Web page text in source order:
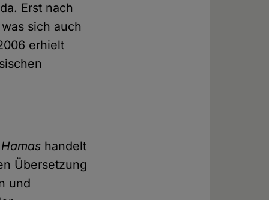
Erst nach
sich auch
erhielt
Hamas handelt
Übersetzung
und